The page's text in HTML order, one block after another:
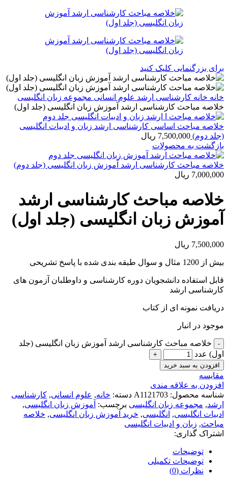
برای بزرگنمایی کلیک کنید
خانه خانه کارشناسی ارشد علوم انسانی مجموعه زبان انگلیسی
خلاصه مباحث کارشناسی ارشد آموزش زبان انگلیسی (جلد اول)
خلاصه مباحث اساسی کارشناسی ارشد زبان و ادبیات انگلیسی
(جلد دوم) 7,500,000 ریال
بازگشت به محصولات
خلاصه مباحث کارشناسی ارشد آموزش زبان انگلیسی (جلد دوم)
7,000,000 ریال
خلاصه مباحث کارشناسی ارشد
آموزش زبان انگلیسی (جلد اول)
7,500,000 ریال
بیش از 1200 مثال و سوال طبقه بندی شده با پاسخ تشریحی
قابل استفاده دانشجویان دوره کارشناسی و داوطلبان آزمون های
کارشناسی ارشد
دریافت نمونه ای از کتاب
موجود در انبار
خلاصه مباحث کارشناسی ارشد آموزش زبان انگلیسی (جلد
اول) عدد
افزودن به سبد خرید
مقايسه
افزودن به علاقه مندی
شناسه محصول: A1121703 دسته: خانه, علوم انسانی, کارشناسی
ارشد, مجموعه زبان انگلیسی برچسب: آموزش زبان انگلیسی,
ادبیات انگلیسی, انگلیسی, خرید آموزش زبان انگلیسی, خلاصه
مباحث, زبان و ادبیات انگلیسی
اشتراک گذاری:
توضیحات
توضیحات تکمیلی
نظرات (0)